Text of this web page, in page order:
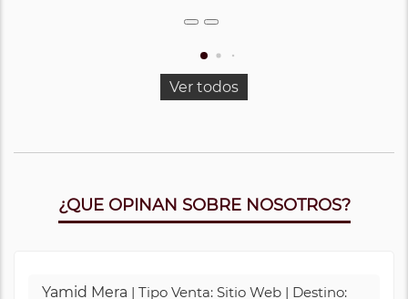
Ver todos
¿QUE OPINAN SOBRE NOSOTROS?
Yamid Mera | Tipo Venta: Sitio Web | Destino: